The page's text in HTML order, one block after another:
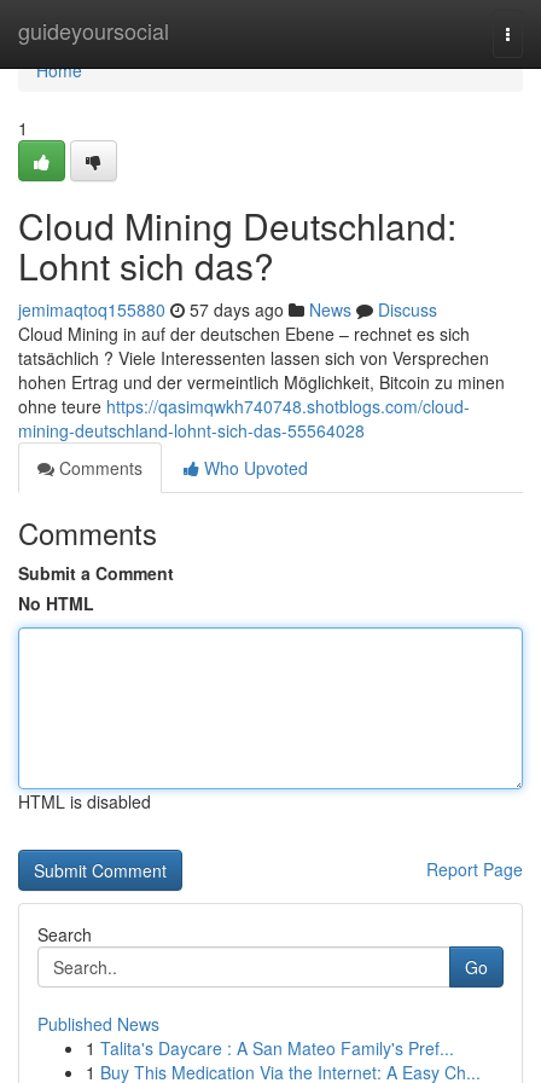
guideyoursocial
Home
Home
1
Cloud Mining Deutschland:
Lohnt sich das?
jemimaqtoq155880 57 days ago News
Discuss
Cloud Mining in auf der deutschen Ebene – rechnet es sich
tatsächlich ? Viele Interessenten lassen sich von Versprechen
hohen Ertrag und der vermeintlich Möglichkeit, Bitcoin zu minen
ohne teure https://qasimqwkh740748.shotblogs.com/cloud-
mining-deutschland-lohnt-sich-das-55564028
Comments
Who Upvoted
Comments
Submit a Comment
No HTML
HTML is disabled
Report Page
Search
Go
Published News
1 Talita's Daycare : A San Mateo Family's Pref...
1 Buy This Medication Via the Internet: A Easy Ch...